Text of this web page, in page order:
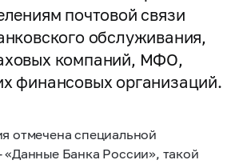
почтовой связи
обслуживания,
компаний, МФО,
финансовых организаций.
отмечена специальной
Банка России», такой